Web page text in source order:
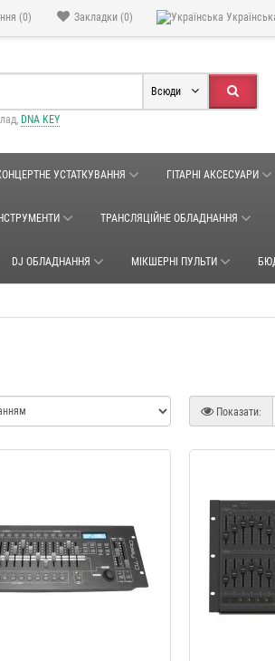
Закладки (0)
(0)
Всюди
DNA KEY
УСТАТКУВАННЯ ГІТАРНІ АКСЕСУАРИ
ТРАНСЛЯЦІЙНЕ ОБЛАДНАННЯ
DJ ОБЛАДНАННЯ МІКШЕРНІ ПУЛЬТИ
Показати: